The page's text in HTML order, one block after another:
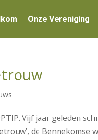
Onze Vereniging
Vijf jaar geleden
de